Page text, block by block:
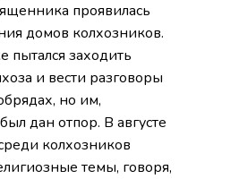
проявилась
домов колхозников.
заходить
и вести разговоры
но им,
дан отпор. В августе
колхозников
темы, говоря,